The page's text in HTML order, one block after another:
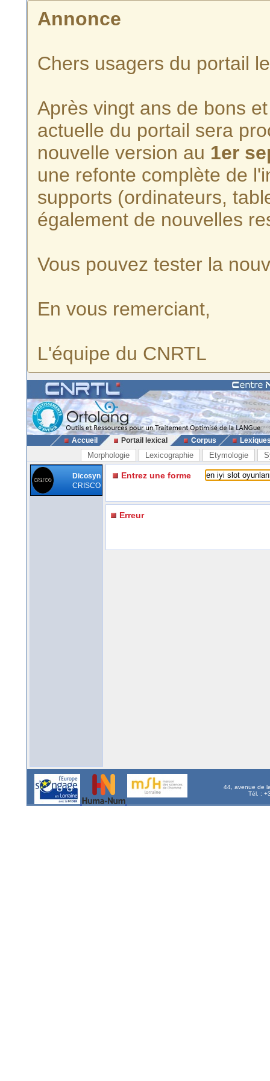
Annonce
Chers usagers du portail
Après vingt ans de bons
actuelle du portail sera
nouvelle version au 1er
une refonte complète de
supports (ordinateurs,
également de nouvelles
Vous pouvez tester la
En vous remerciant,
L'équipe du CNRTL
Accueil Portail lexical Corpus
Morphologie Lexicographie Etymologie
Dicosyn
CRISCO
Entrez une forme
Erreur
44, avenue de
Tél. :